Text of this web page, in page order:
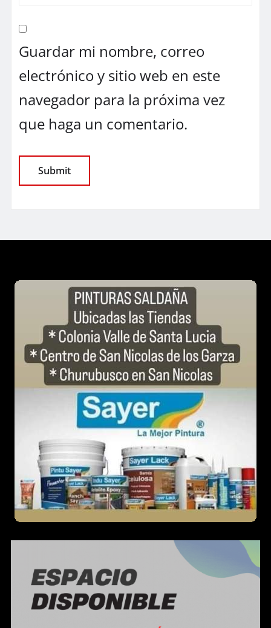
Guardar mi nombre, correo
electrónico y sitio web en este
navegador para la próxima vez
que haga un comentario.